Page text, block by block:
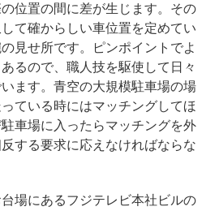
位置の間に差が生じます。その
て確からしい車位置を定めてい
見せ所です。ピンポイントでよ
るので、職人技を駆使して日々
ます。青空の大規模駐車場の場
ている時にはマッチングしてほ
車場に入ったらマッチングを外
する要求に応えなければならな
場にあるフジテレビ本社ビルの